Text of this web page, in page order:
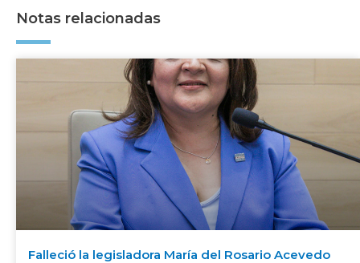
Notas relacionadas
Falleció la legisladora María del Rosario Acevedo